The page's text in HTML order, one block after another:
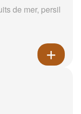
de mer, persil